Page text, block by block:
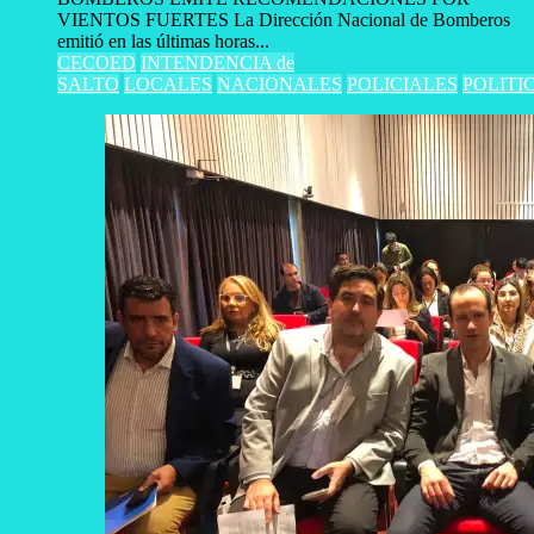
VIENTOS FUERTES La Dirección Nacional de Bomberos
emitió en las últimas horas...
CECOED INTENDENCIA de
SALTO LOCALES NACIONALES POLICIALES